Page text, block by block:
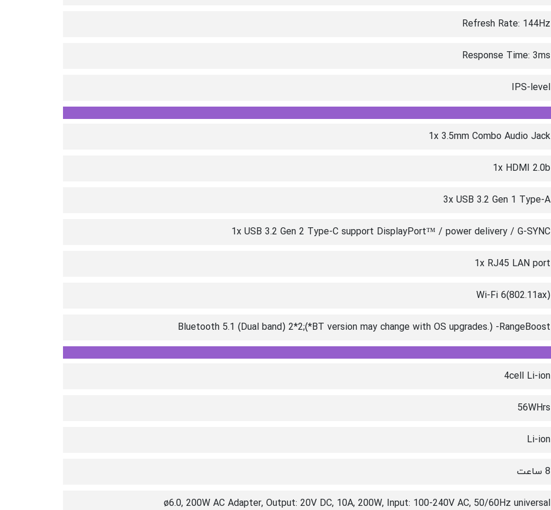
Refresh Rate: 144Hz
Response Time: 3ms
IPS-level
1x 3.5mm Combo Audio Jack
1x HDMI 2.0b
3x USB 3.2 Gen 1 Type-A
1x USB 3.2 Gen 2 Type-C support DisplayPort™ / power delivery / G-SYNC
1x RJ45 LAN port
Wi-Fi 6(802.11ax)
Bluetooth 5.1 (Dual band) 2*2;(*BT version may change with OS upgrades.) -RangeBoost
4cell Li-ion
56WHrs
Li-ion
8 ساعت
ø6.0, 200W AC Adapter, Output: 20V DC, 10A, 200W, Input: 100-240V AC, 50/60Hz universal